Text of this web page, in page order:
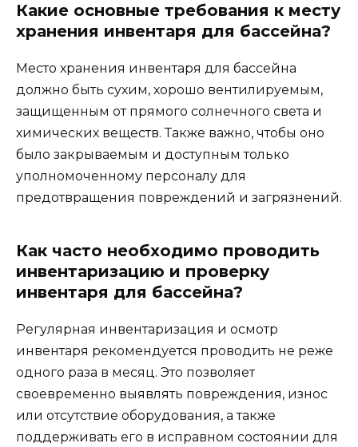
Какие основные требования к месту
хранения инвентаря для бассейна?
Место хранения инвентаря для бассейна
должно быть сухим, хорошо вентилируемым,
защищенным от прямого солнечного света и
химических веществ. Также важно, чтобы оно
было закрываемым и доступным только
уполномоченному персоналу для
предотвращения повреждений и загрязнений.
Как часто необходимо проводить
инвентаризацию и проверку
инвентаря для бассейна?
Регулярная инвентаризация и осмотр
инвентаря рекомендуется проводить не реже
одного раза в месяц. Это позволяет
своевременно выявлять повреждения, износ
или отсутствие оборудования, а также
поддерживать его в исправном состоянии для